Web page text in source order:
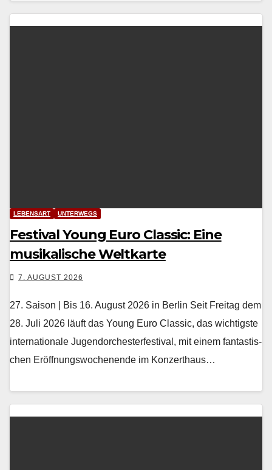
LEBENSART UNTERWEGS
Festival Young Euro Classic: Eine
musikalische Weltkarte
7. AUGUST 2026
27. Saison | Bis 16. August 2026 in Berlin Seit Fre­itag dem
28. Juli 2026 läuft das Young Euro Clas­sic, das wichtig­ste
inter­na­tionale Ju­gendorchesterfestival, mit einem fan­tastis­
chen Eröff­nungswoch­enende im Konz­erthaus…